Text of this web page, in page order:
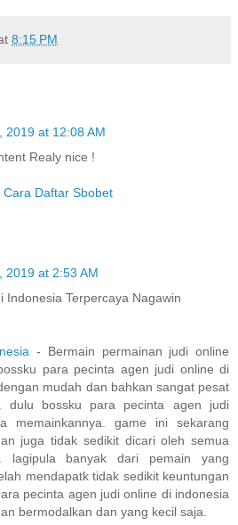
8:15 PM
2019 at 12:08 AM
Realy nice !
Cara Daftar Sbobet
2019 at 2:53 AM
Indonesia Terpercaya Nagawin
- Bermain permainan judi online
para pecinta agen judi online di
mudah dan bahkan sangat pesat
dulu bossku para pecinta agen judi
memainkannya. game ini sekarang
juga tidak sedikit dicari oleh semua
lagipula banyak dari pemain yang
mendapatk tidak sedikit keuntungan
pecinta agen judi online di indonesia
bermodalkan dan yang kecil saja.